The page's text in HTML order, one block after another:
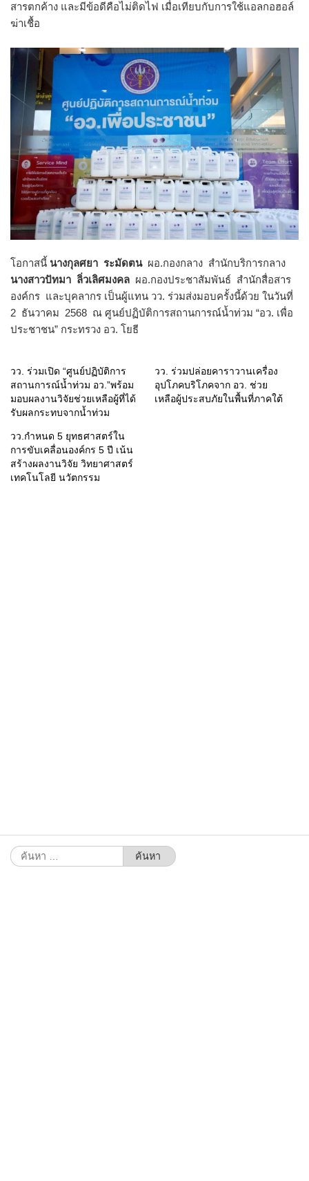
สารตกค้าง และมีข้อดีคือไม่ติดไฟ เมื่อเทียบกับการใช้แอลกอฮอล์
ฆ่าเชื้อ
โอกาสนี้ นางกุลศยา ระมัดตนผอ.กองกลาง สำนักบริการกลาง
นางสาวปัทมา ลิ่วเลิศมงคล ผอ.กองประชาสัมพันธ์ สำนักสื่อสาร
องค์กร และบุคลากร เป็นผู้แทน วว. ร่วมส่งมอบครั้งนี้ด้วย ในวันที่
2 ธันวาคม 2568 ณ ศูนย์ปฏิบัติการสถานการณ์น้ำท่วม “อว. เพื่อ
ประชาชน” กระทรวง อว. โยธี
วว. ร่วมเปิด “ศูนย์ปฏิบัติการ
สถานการณ์น้ำท่วม อว.”พร้อม
มอบผลงานวิจัยช่วยเหลือผู้ที่ได้
รับผลกระทบจากน้ำท่วม
วว. ร่วมปล่อยคาราวานเครื่อง
อุปโภคบริโภคจาก อว. ช่วย
เหลือผู้ประสบภัยในพื้นที่ภาคใต้
วว.กำหนด 5 ยุทธศาสตร์ใน
การขับเคลื่อนองค์กร 5 ปี เน้น
สร้างผลงานวิจัย วิทยาศาสตร์
เทคโนโลยี นวัตกรรม
ค้นหา
สำหรับ: